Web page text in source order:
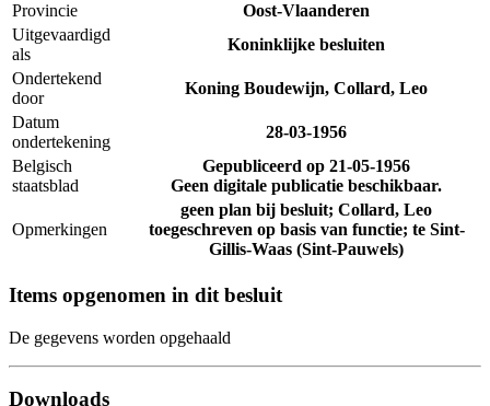
Provincie
Oost-Vlaanderen
Uitgevaardigd
als
Koninklijke besluiten
Ondertekend
door
Koning Boudewijn, Collard, Leo
Datum
ondertekening
28-03-1956
Belgisch
staatsblad
Gepubliceerd op 21-05-1956
Geen digitale publicatie beschikbaar.
Opmerkingen
geen plan bij besluit; Collard, Leo
toegeschreven op basis van functie; te Sint-
Gillis-Waas (Sint-Pauwels)
Items opgenomen in dit besluit
De gegevens worden opgehaald
Downloads